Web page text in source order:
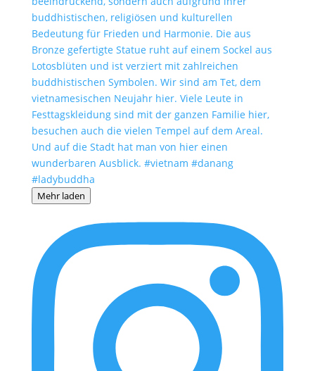
Mehr laden